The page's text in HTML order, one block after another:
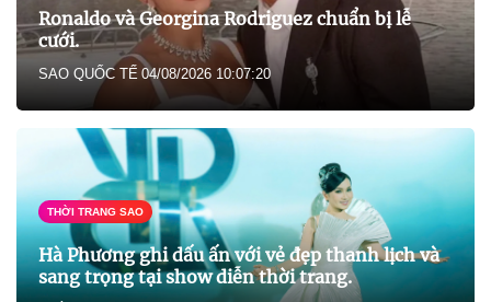
Ronaldo và Georgina Rodriguez chuẩn bị lễ
cưới.
SAO QUỐC TẾ 04/08/2026 10:07:20
THỜI TRANG SAO
Hà Phương ghi dấu ấn với vẻ đẹp thanh lịch và
sang trọng tại show diễn thời trang.